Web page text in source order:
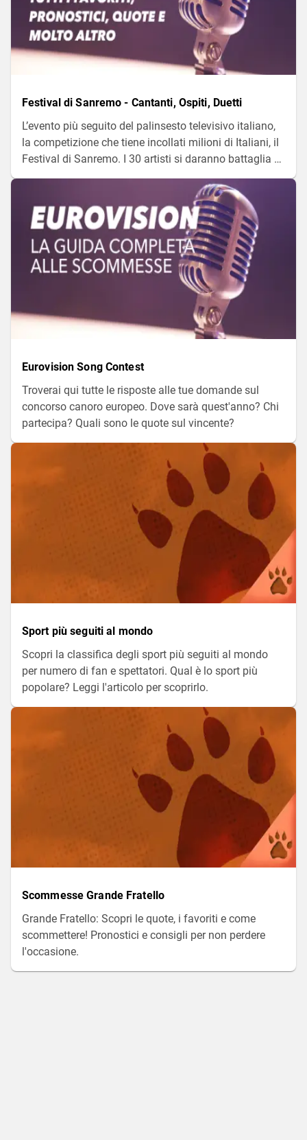
Festival di Sanremo - Cantanti, Ospiti, Duetti
L’evento più seguito del palinsesto televisivo italiano,
la competizione che tiene incollati milioni di Italiani, il
Festival di Sanremo. I 30 artisti si daranno battaglia a
suon di musica. Carlo Conti, e tutti i co-conduttori,
ospiti e cantanti in gara sono già pronti alla Kermesse.
Vediamo qui di seguito tutte le info da sapere prima di
guardare la gara canora.
Eurovision Song Contest
Troverai qui tutte le risposte alle tue domande sul
concorso canoro europeo. Dove sarà quest'anno? Chi
partecipa? Quali sono le quote sul vincente?
Sport più seguiti al mondo
Scopri la classifica degli sport più seguiti al mondo
per numero di fan e spettatori. Qual è lo sport più
popolare? Leggi l'articolo per scoprirlo.
Scommesse Grande Fratello
Grande Fratello: Scopri le quote, i favoriti e come
scommettere! Pronostici e consigli per non perdere
l'occasione.